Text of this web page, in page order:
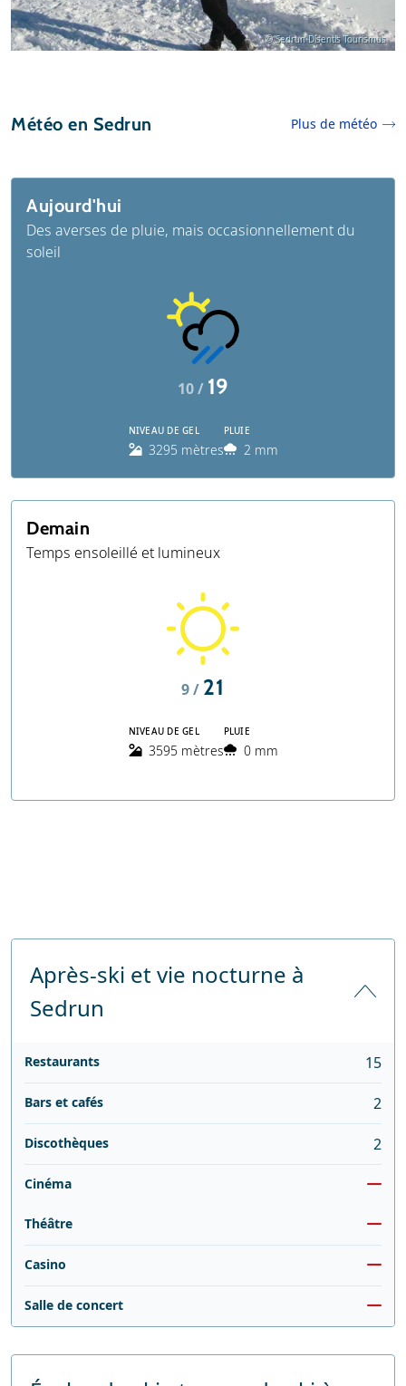
© Sedrun Disentis Tourismus
Météo en Sedrun Plus de météo
Aujourd'hui
Des averses de pluie, mais occasionnellement du
soleil
10 / 19
NIVEAU DE GEL
3295 mètres
PLUIE
2 mm
Demain
Temps ensoleillé et lumineux
9 / 21
NIVEAU DE GEL
3595 mètres
PLUIE
0 mm
Après-ski et vie nocturne à
Sedrun
Restaurants 15
Bars et cafés 2
Discothèques 2
Cinéma
Théâtre
Casino
Salle de concert